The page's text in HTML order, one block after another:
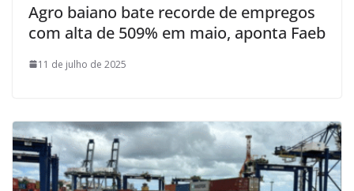
Agro baiano bate recorde de empregos
com alta de 509% em maio, aponta Faeb
11 de julho de 2025